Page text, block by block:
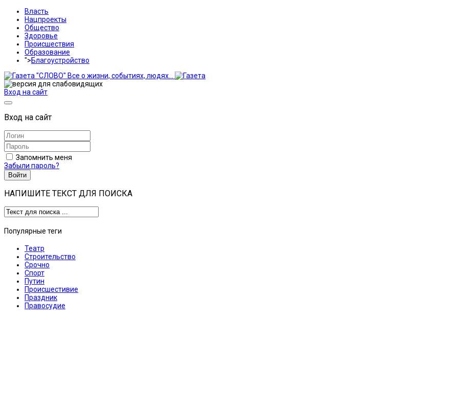
Власть
Нацпроекты
Общество
Здоровье
Происшествия
Образование
">Благоустройство
Вход на сайт
Вход на сайт
Запомнить меня
Забыли пароль?
Войти
НАПИШИТЕ ТЕКСТ ДЛЯ ПОИСКА
Популярные теги
Театр
Строительство
Срочно
Спорт
Путин
Происшестивие
Праздник
Правосудие